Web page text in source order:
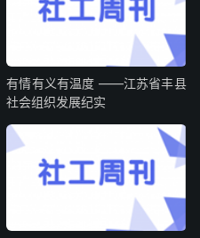
有情有义有温度 ——江苏省丰县
社会组织发展纪实